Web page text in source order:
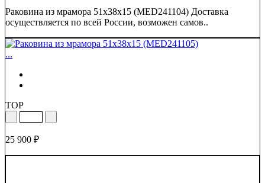
Раковина из мрамора 51х38х15 (MED241104) Доставка
осуществляется по всей России, возможен самов..
...
TOP
25 900 ₽